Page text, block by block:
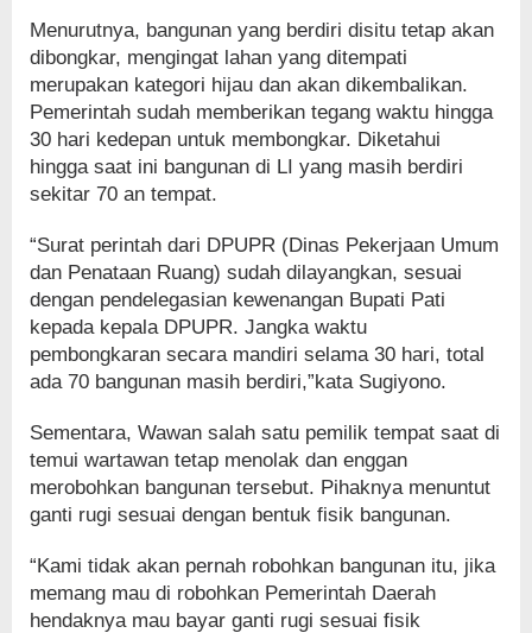
Menurutnya, bangunan yang berdiri disitu tetap akan
dibongkar, mengingat lahan yang ditempati
merupakan kategori hijau dan akan dikembalikan.
Pemerintah sudah memberikan tegang waktu hingga
30 hari kedepan untuk membongkar. Diketahui
hingga saat ini bangunan di LI yang masih berdiri
sekitar 70 an tempat.
“Surat perintah dari DPUPR (Dinas Pekerjaan Umum
dan Penataan Ruang) sudah dilayangkan, sesuai
dengan pendelegasian kewenangan Bupati Pati
kepada kepala DPUPR. Jangka waktu
pembongkaran secara mandiri selama 30 hari, total
ada 70 bangunan masih berdiri,”kata Sugiyono.
Sementara, Wawan salah satu pemilik tempat saat di
temui wartawan tetap menolak dan enggan
merobohkan bangunan tersebut. Pihaknya menuntut
ganti rugi sesuai dengan bentuk fisik bangunan.
“Kami tidak akan pernah robohkan bangunan itu, jika
memang mau di robohkan Pemerintah Daerah
hendaknya mau bayar ganti rugi sesuai fisik